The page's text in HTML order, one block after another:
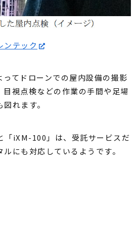
ンテック
てドローンでの屋内設備の撮影
目視点検などの作業の手間や足場
れます。
「iXM-100」は、受託サービスだ
にも対応しているようです。